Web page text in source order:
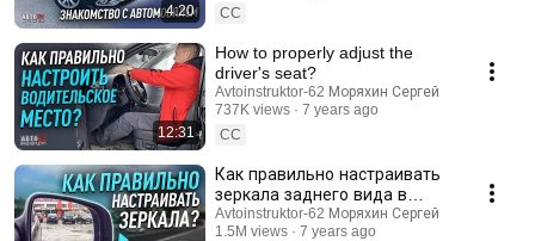
4:20
CC
12:31
How to properly adjust the
driver's seat?
Avtoinstruktor-62 Моряхин Сергей
737K views
7 years ago
CC
Как правильно настраивать
зеркала заднего вида в
автомобиле?
Avtoinstruktor-62 Моряхин Сергей
1.5M views
7 years ago